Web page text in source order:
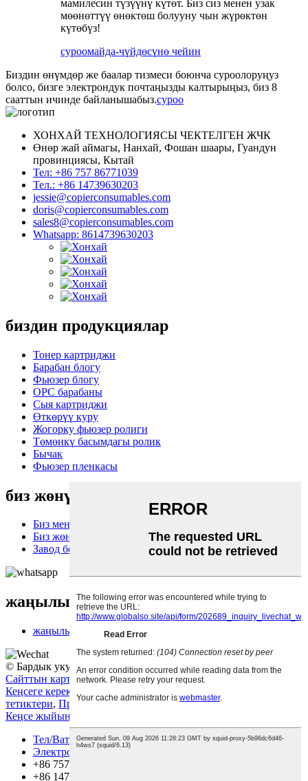
мамилесин түзүүнү күтөт. Биз сиз менен узак
мөөнөттүү өнөктөш болууну чын жүрөктөн
күтөбүз!
суроомайда-чүйдөсүнө чейин
Биздин өнүмдөр же баалар тизмеси боюнча суроолоруңуз
болсо, бизге электрондук почтаңызды калтырыңыз, биз 8
сааттын ичинде байланышабыз.суроо
ХОНХАЙ ТЕХНОЛОГИЯСЫ ЧЕКТЕЛГЕН ЖЧК
Өнөр жай аймагы, Нанхай, Фошан шаары, Гуандун
провинциясы, Кытай
Тел: +86 757 86771039
Тел.: +86 14739630203
jessie@copierconsumables.com
doris@copierconsumables.com
sales8@copierconsumables.com
Whatsapp: 8614739630203
биздин продукциялар
Тонер картриджи
Барабан блогу
Фьюзер блогу
OPC барабаны
Сыя картриджи
Өткөрүү куру
Жогорку фьюзер ролиги
Төмөнкү басымдагы ролик
Бычак
Фьюзер пленкасы
биз жөнүндө
Биз менен байланышыңыз
Биз жөнүндө
Завод боюнча экскурсия
жаңылыктар
жаңылыктар
© Бардык укуктар корголгон. Эң популярдуу товарлар-
Сайттын картасы
Кеңсеге керектелүүчү материалдар
тетиктери, Принтердин тетиктери ,Запастык аксессуарлар
Кеңсе жыйыны
Тел/Ватсап
Электрондук почта
+86 757 86771039
+86 14739630203